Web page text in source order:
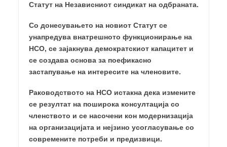
Статут на Независниот синдикат на одбраната.
Со донесувањето на новиот Статут се
унапредува внатрешното функционирање на
НСО, се зајакнува демократскиот капацитет и
се создава основа за поефикасно
застапување на интересите на членовите.
Раководството на НСО истакна дека измените
се резултат на поширока консултација со
членството и се насочени кон модернизација
на организацијата и нејзино усогласување со
современите потреби и предизвици.